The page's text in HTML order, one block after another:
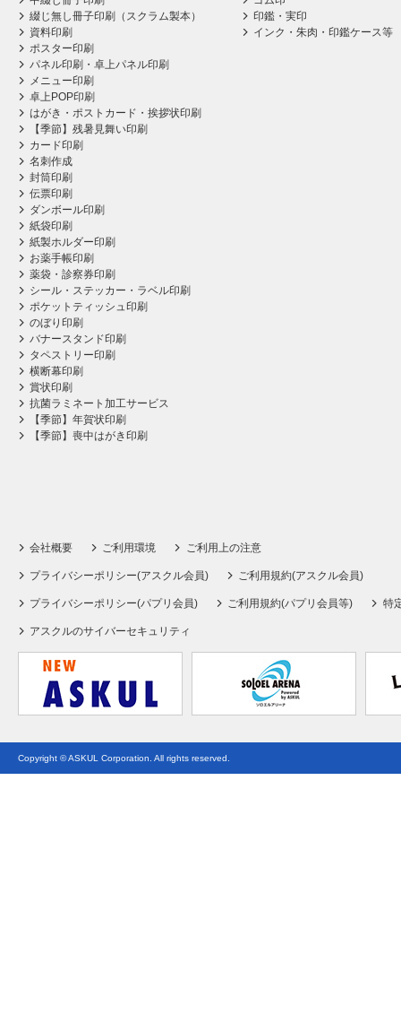
綴じ無し冊子印刷（スクラム製本）
資料印刷
ポスター印刷
パネル印刷・卓上パネル印刷
メニュー印刷
卓上POP印刷
はがき・ポストカード・挨拶状印刷
【季節】残暑見舞い印刷
カード印刷
名刺作成
封筒印刷
伝票印刷
ダンボール印刷
紙袋印刷
紙製ホルダー印刷
お薬手帳印刷
薬袋・診察券印刷
シール・ステッカー・ラベル印刷
ポケットティッシュ印刷
のぼり印刷
バナースタンド印刷
タペストリー印刷
横断幕印刷
賞状印刷
抗菌ラミネート加工サービス
【季節】年賀状印刷
【季節】喪中はがき印刷
印鑑・実印
インク・朱肉・印鑑ケース等
会社概要 ご利用環境 ご利用上の注意
プライバシーポリシー(アスクル会員) ご利用規約(アスクル会員)
プライバシーポリシー(パプリ会員) ご利用規約(パプリ会員等) 特
アスクルのサイバーセキュリティ
Copyright © ASKUL Corporation. All rights reserved.